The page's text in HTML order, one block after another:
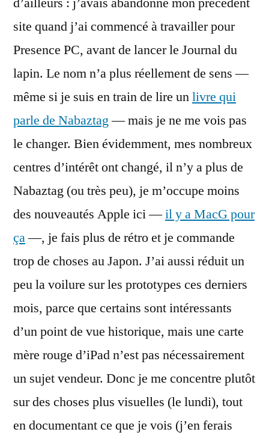
site quand j’ai commencé à travailler pour
Presence PC, avant de lancer le Journal du
lapin. Le nom n’a plus réellement de sens —
même si je suis en train de lire unlivre qui
parle de Nabaztag— mais je ne me vois pas
le changer. Bien évidemment, mes nombreux
centres d’intérêt ont changé, il n’y a plus de
Nabaztag (ou très peu), je m’occupe moins
des nouveautés Apple ici —il y a MacG pour
ça—, je fais plus de rétro et je commande
trop de choses au Japon. J’ai aussi réduit un
peu la voilure sur les prototypes ces derniers
mois, parce que certains sont intéressants
d’un point de vue historique, mais une carte
mère rouge d’iPad n’est pas nécessairement
un sujet vendeur. Donc je me concentre plutôt
sur des choses plus visuelles (le lundi), tout
en documentant ce que je vois (j’en ferais